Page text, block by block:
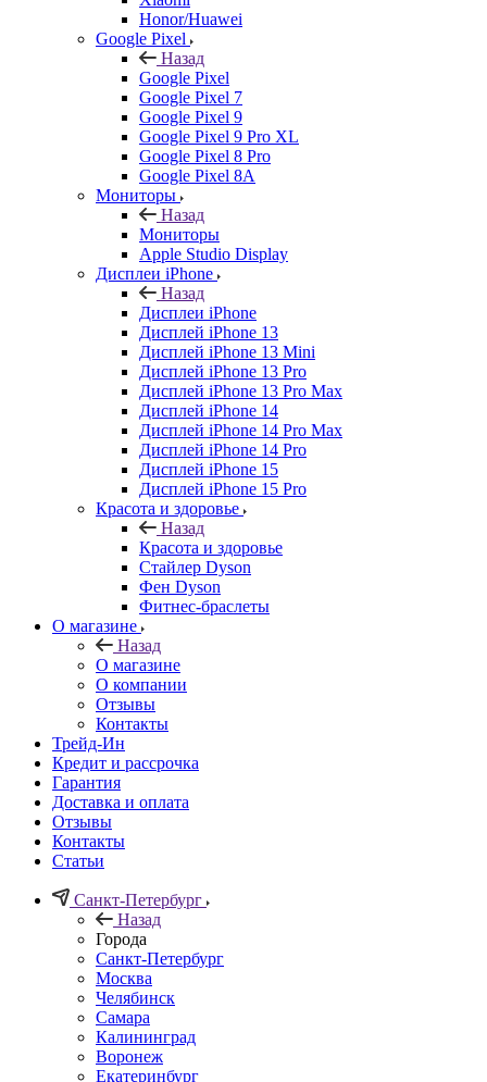
Honor/Huawei
Google Pixel
Назад
Google Pixel
Google Pixel 7
Google Pixel 9
Google Pixel 9 Pro XL
Google Pixel 8 Pro
Google Pixel 8A
Мониторы
Назад
Мониторы
Apple Studio Display
Дисплеи iPhone
Назад
Дисплеи iPhone
Дисплей iPhone 13
Дисплей iPhone 13 Mini
Дисплей iPhone 13 Pro
Дисплей iPhone 13 Pro Max
Дисплей iPhone 14
Дисплей iPhone 14 Pro Max
Дисплей iPhone 14 Pro
Дисплей iPhone 15
Дисплей iPhone 15 Pro
Красота и здоровье
Назад
Красота и здоровье
Стайлер Dyson
Фен Dyson
Фитнес-браслеты
О магазине
Назад
О магазине
О компании
Отзывы
Контакты
Трейд-Ин
Кредит и рассрочка
Гарантия
Доставка и оплата
Отзывы
Контакты
Статьи
Санкт-Петербург
Назад
Города
Санкт-Петербург
Москва
Челябинск
Самара
Калининград
Воронеж
Екатеринбург